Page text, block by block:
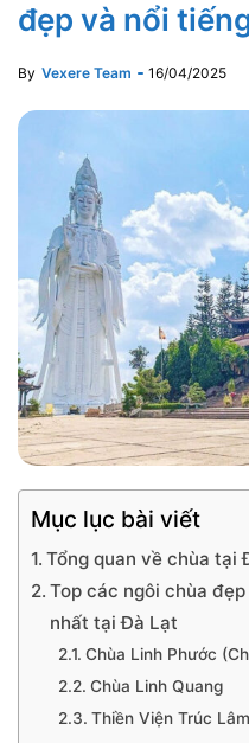
đẹp và nổi
By Vexere Team 16/04/2025
Mục lục bài viết
Tổng quan về chùa tại
Top các ngôi chùa
nhất tại Đà Lạt
Chùa Linh Phước
Chùa Linh Quang
Thiền Viện Trúc Lâm